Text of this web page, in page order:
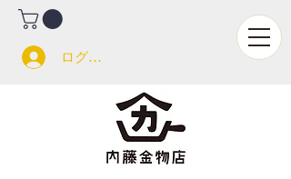
ログイン